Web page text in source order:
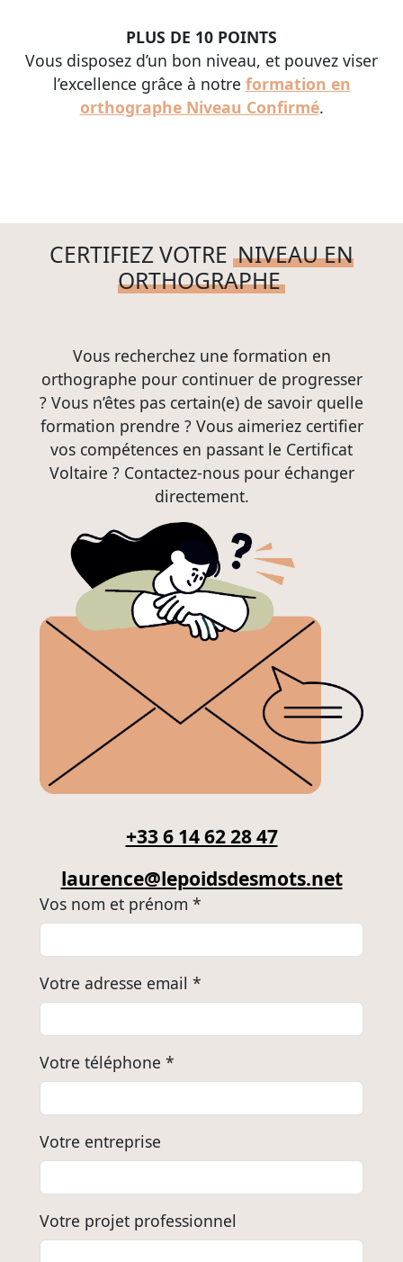
PLUS DE 10 POINTS
Vous disposez d’un bon niveau, et pouvez viser
l’excellence grâce à notre formation en
orthographe Niveau Confirmé.
CERTIFIEZ VOTRE NIVEAU EN
ORTHOGRAPHE
Vous recherchez une formation en
orthographe pour continuer de progresser
? Vous n’êtes pas certain(e) de savoir quelle
formation prendre ? Vous aimeriez certifier
vos compétences en passant le Certificat
Voltaire ? Contactez-nous pour échanger
directement.
+33 6 14 62 28 47
laurence@lepoidsdesmots.net
Vos nom et prénom *
Votre adresse email *
Votre téléphone *
Votre entreprise
Votre projet professionnel